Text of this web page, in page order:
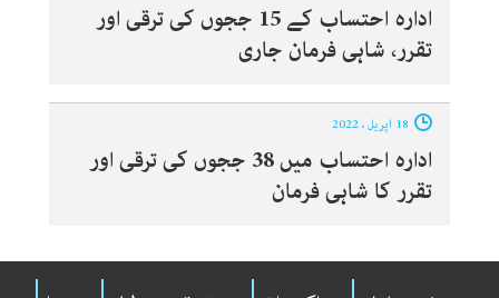
ادارہ احتساب کے 15 ججوں کی ترقی اور
تقرر، شاہی فرمان جاری
ادارہ احتساب میں 38 ججوں کی ترقی اور
تقرر کا شاہی فرمان